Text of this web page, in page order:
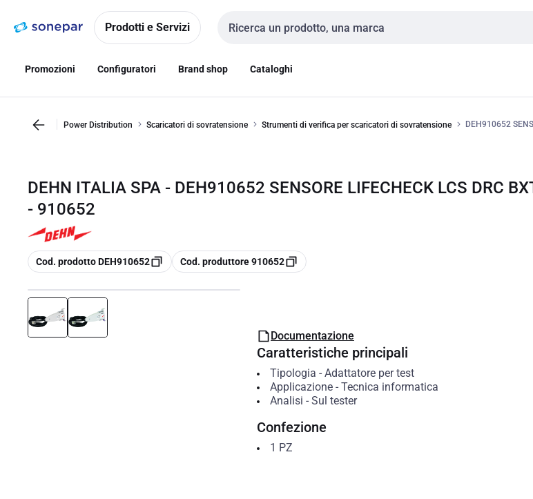
navigazionealla
Prodotti e Servizi
Cerca input
Promozioni Configuratori Brand shop Cataloghi
Power Distribution Scaricatori di sovratensione Strumenti di verifica per scaricatori di sovratensione DEH910652
DEHN ITALIA SPA - DEH910652 SENSORE LIFECHECK LCS DRC
- 910652
copia
Cod. prodotto DEH910652 copia
Cod. produttore 910652
Documentazione
Caratteristiche principali
Tipologia - Adattatore per test
Applicazione- Tecnica informatica
Analisi - Sul tester
Confezione
1 PZ